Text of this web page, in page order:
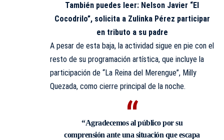
También puedes leer: Nelson Javier “El
Cocodrilo”, solicita a Zulinka Pérez participar
en tributo a su padre
A pesar de esta baja, la actividad sigue en pie con el
resto de su programación artística, que incluye la
participación de “La Reina del Merengue”, Milly
Quezada, como cierre principal de la noche.
“Agradecemos al público por su
comprensión ante una situación que escapa